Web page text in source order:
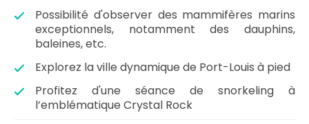
Possibilité d'observer des mammifères marins
exceptionnels, notamment des dauphins,
baleines, etc.
Explorez la ville dynamique de Port-Louis à pied
Profitez d'une séance de snorkeling à
l’emblématique Crystal Rock